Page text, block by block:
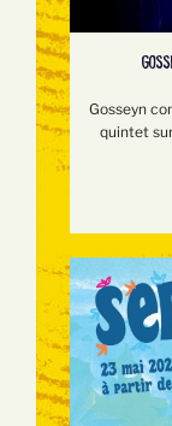
Gosseyn
quintet